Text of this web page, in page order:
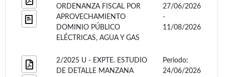
ORDENANZA FISCAL POR
APROVECHAMIENTO
DOMINIO PÚBLICO
ELÉCTRICAS, AGUA Y GAS
27/06/2026
-
11/08/2026
2/2025 U - EXPTE. ESTUDIO
DE DETALLE MANZANA
Periodo:
24/06/2026